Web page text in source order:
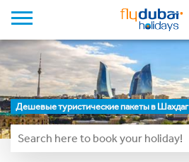
Дешевые туристические пакеты в Шахдаг